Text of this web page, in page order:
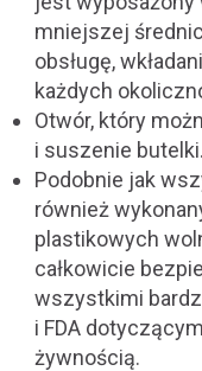
mniejszej
obsługę,
każdych
Otwór, który
i suszenie butelki.
Podobnie jak
również
plastikowych
całkowicie
wszystkimi
i FDA
żywnością.